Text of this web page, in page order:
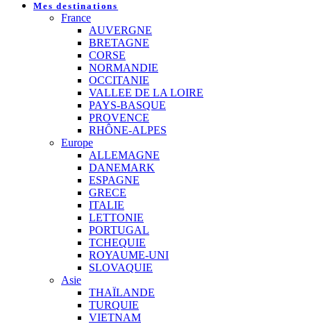
Mes destinations
France
AUVERGNE
BRETAGNE
CORSE
NORMANDIE
OCCITANIE
VALLEE DE LA LOIRE
PAYS-BASQUE
PROVENCE
RHÔNE-ALPES
Europe
ALLEMAGNE
DANEMARK
ESPAGNE
GRECE
ITALIE
LETTONIE
PORTUGAL
TCHEQUIE
ROYAUME-UNI
SLOVAQUIE
Asie
THAÏLANDE
TURQUIE
VIETNAM